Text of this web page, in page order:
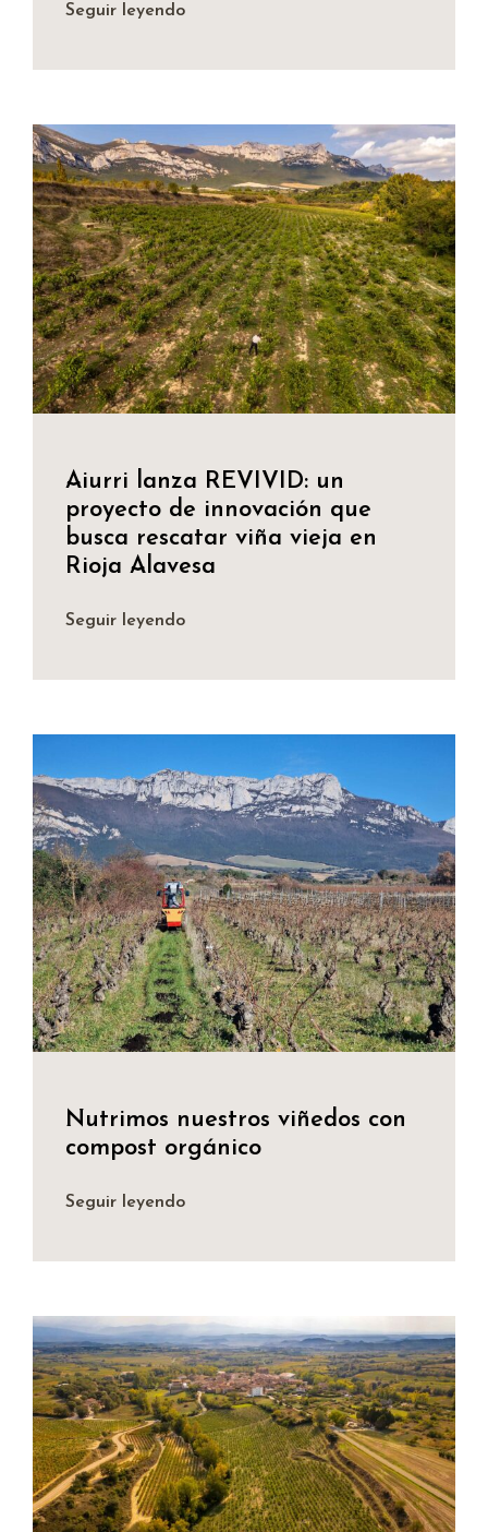
Seguir leyendo
Aiurri lanza REVIVID: un
proyecto de innovación que
busca rescatar viña vieja en
Rioja Alavesa
Seguir leyendo
Nutrimos nuestros viñedos con
compost orgánico
Seguir leyendo